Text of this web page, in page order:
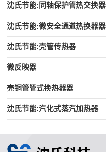
沈氏节能:同轴保护管热交换器
沈氏节能:微安全通道热换器器
沈氏节能:壳管传热器
微反映器
壳铜管管式换热器器
沈氏节能:汽化式蒸汽加热器